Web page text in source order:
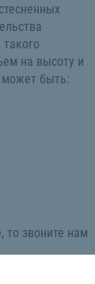
на высоту и
быть:
то звоните нам